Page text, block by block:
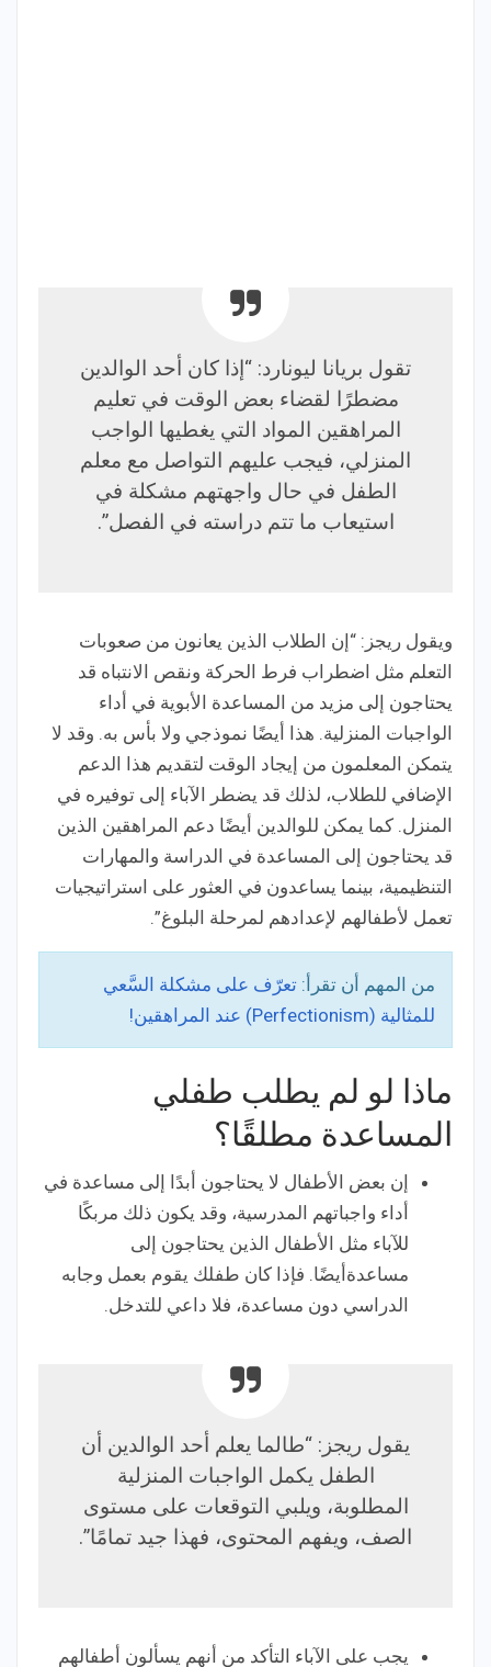
تقول بريانا ليونارد: “إذا كان أحد الوالدين
مضطرًا لقضاء بعض الوقت في تعليم
المراهقين المواد التي يغطيها الواجب
المنزلي، فيجب عليهم التواصل مع معلم
الطفل في حال واجهتهم مشكلة في
استيعاب ما تتم دراسته في الفصل”.
ويقول ريجز: “إن الطلاب الذين يعانون من صعوبات
التعلم مثل اضطراب فرط الحركة ونقص الانتباه قد
يحتاجون إلى مزيد من المساعدة الأبوية في أداء
الواجبات المنزلية. هذا أيضًا نموذجي ولا بأس به. وقد لا
يتمكن المعلمون من إيجاد الوقت لتقديم هذا الدعم
الإضافي للطلاب، لذلك قد يضطر الآباء إلى توفيره في
المنزل. كما يمكن للوالدين أيضًا دعم المراهقين الذين
قد يحتاجون إلى المساعدة في الدراسة والمهارات
التنظيمية، بينما يساعدون في العثور على استراتيجيات
تعمل لأطفالهم لإعدادهم لمرحلة البلوغ”.
من المهم أن تقرأ: تعرّف على مشكلة السَّعي
للمثالية (Perfectionism) عند المراهقين!
ماذا لو لم يطلب طفلي
المساعدة مطلقًا؟
إن بعض الأطفال لا يحتاجون أبدًا إلى مساعدة في
أداء واجباتهم المدرسية، وقد يكون ذلك مربكًا
للآباء مثل الأطفال الذين يحتاجون إلى
مساعدةأيضًا. فإذا كان طفلك يقوم بعمل وجابه
الدراسي دون مساعدة، فلا داعي للتدخل.
يقول ريجز: “طالما يعلم أحد الوالدين أن
الطفل يكمل الواجبات المنزلية
المطلوبة، ويلبي التوقعات على مستوى
الصف، ويفهم المحتوى، فهذا جيد تمامًا”.
يجب على الآباء التأكد من أنهم يسألون أطفالهم